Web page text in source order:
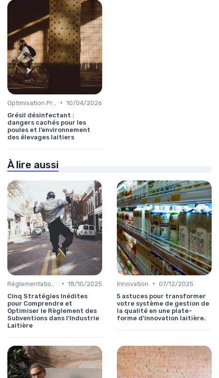
• 10/04/2026
Grésil désinfectant :
dangers cachés pour les
poules et l’environnement
des élevages laitiers
À lire aussi
• 18/10/2025
Cinq Stratégies Inédites
pour Comprendre et
Optimiser le Règlement des
Subventions dans l'Industrie
Laitière
Innovation • 07/12/2025
5 astuces pour transformer
votre système de gestion de
la qualité en une plate-
forme d'innovation laitière.